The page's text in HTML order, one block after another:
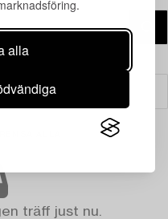
alla
träff just nu.